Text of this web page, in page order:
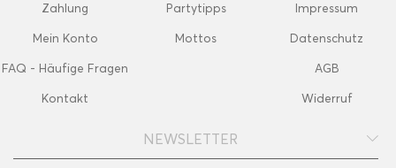
Zahlung
Mein Konto
FAQ - Häufige Fragen
Kontakt
Partytipps
Mottos
Impressum
Datenschutz
AGB
Widerruf
NEWSLETTER